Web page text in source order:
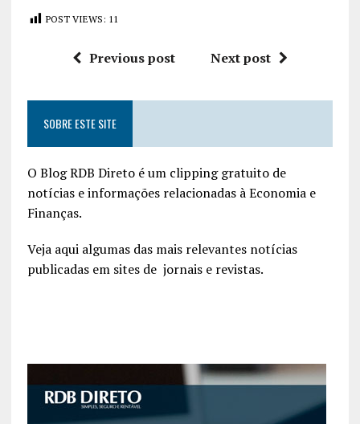
POST VIEWS: 11
Previous post Next post
SOBRE ESTE SITE
O Blog RDB Direto é um clipping gratuito de
notícias e informações relacionadas à Economia e
Finanças.
Veja aqui algumas das mais relevantes notícias
publicadas em sites de jornais e revistas.